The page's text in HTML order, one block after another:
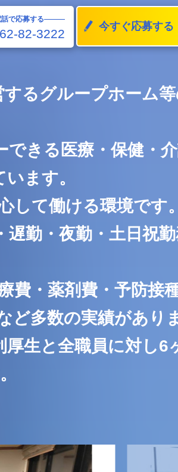
話で応募する
82-3222
今すぐ応募する
るグループホーム
きる医療・保健・
ます。
して働ける環境です。
勤・夜勤・土日祝
・薬剤費・予防接
ど多数の実績があり
生と全職員に対し6